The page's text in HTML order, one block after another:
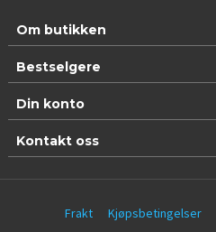
Om butikken
Bestselgere
Din konto
Kontakt oss
Frakt Kjøpsbetingelser